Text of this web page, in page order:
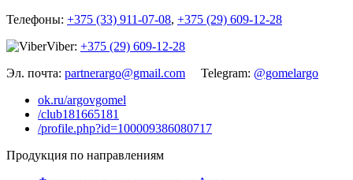
Телефоны: +375 (33) 911-07-08, +375 (29) 609-12-28
Viber: +375 (29) 609-12-28
Эл. почта: partnerargo@gmail.com Telegram: @gomelargo
ok.ru/argovgomel
/club181665181
/profile.php?id=100009386080717
Продукция по направлениям